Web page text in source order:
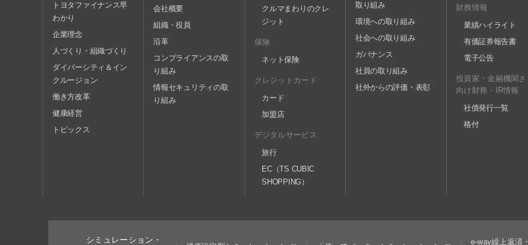
トヨタファイナンス早
わかり
企業理念
人づくり・組織づくり
ダイバーシティ＆イン
クルージョン
働き方改革
健康経営
トピックス
会社概要
組織・役員
沿革
コンプライアンスの取
り組み
情報セキュリティの取
り組み
クルマまわりのクレ
ジット
保険
ネット保険
クレジットカード
カード
加盟店
デジタルサービス
旅行
EC（TS CUBIC
SHOPPING）
取り組み
環境への取り組み
社会への取り組み
ガバナンス
社員の取り組み
社外からの評価・表彰
財務情報
業績ハイライト
有価証券報告書
電子公告
投資家・金融機関
向け財務・IR情報
社債発行一覧
格付
シミュレーション・ e-way繰上返済